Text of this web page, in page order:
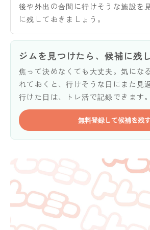
後や外出の合間に行けそうな施設を
に残しておきましょう。
ジムを見つけたら、候補に残
焦って決めなくても大丈夫。気にな
れておくと、行けそうな日にまた見
行けた日は、トレ活で記録できます。
無料登録して候補を残